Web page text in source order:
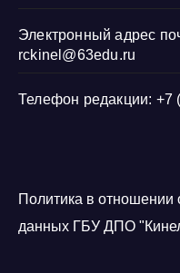
Электронный адрес
rckinel@63edu.ru
Телефон редакции: +7
Политика в отношении
данных ГБУ ДПО